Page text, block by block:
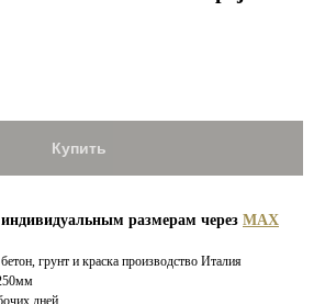
Купить
индивидуальным размерам через MAX
грунт и краска производство Италия